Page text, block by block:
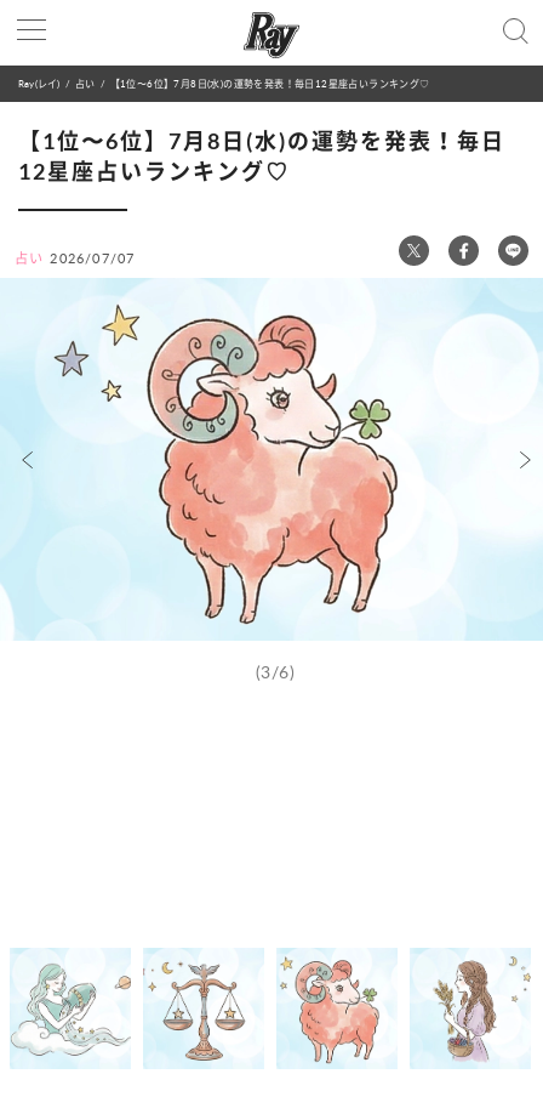
Ray(レイ) 占い 【1位〜6位】7月8日(水)の運勢を発表！毎日12星座占いランキング♡
【1位〜6位】7月8日(水)の運勢を発表！毎日
12星座占いランキング♡
占い 2026/07/07
(3/6)